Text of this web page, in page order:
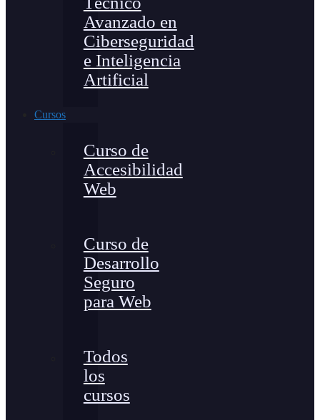
Avanzado en
Ciberseguridad
e Inteligencia
Artificial
Cursos
Curso de
Accesibilidad
Web
Curso de
Desarrollo
Seguro
para Web
Todos
los
cursos